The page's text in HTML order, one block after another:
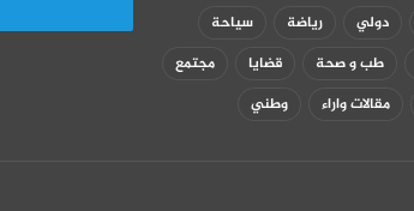
دولي رياضة
سياحة
طب و صحة قضايا
مجتمع
مقالات واراء وطني